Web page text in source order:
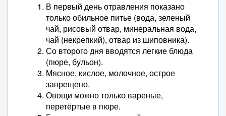
В первый день отравления показано
только обильное питье (вода, зеленый
чай, рисовый отвар, минеральная вода,
чай (некрепкий), отвар из шиповника).
Со второго дня вводятся легкие блюда
(пюре, бульон).
Мясное, кислое, молочное, острое
запрещено.
Овощи можно только вареные,
перетёртые в пюре.